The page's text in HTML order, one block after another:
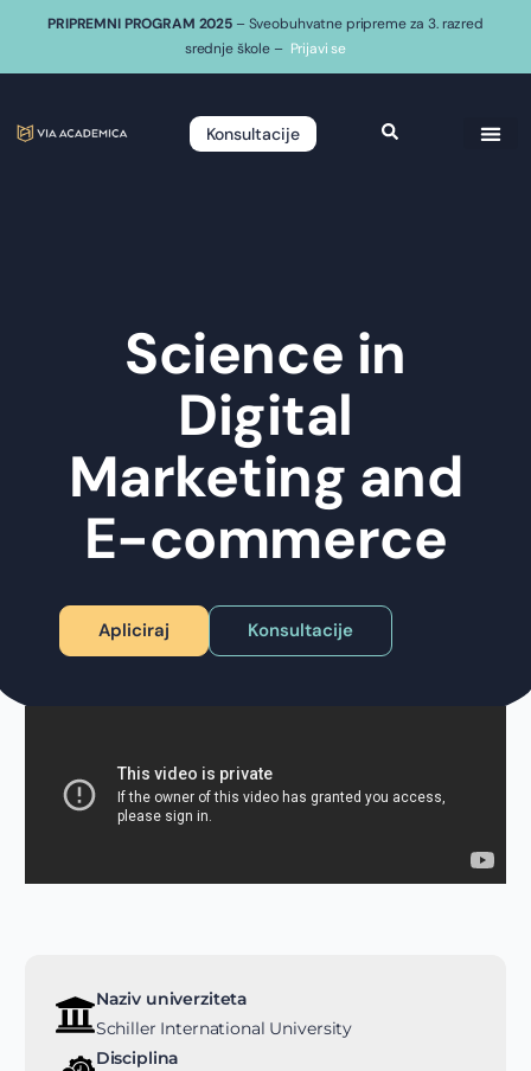
PRIPREMNI PROGRAM 2025 – Sveobuhvatne pripreme za 3. razred
srednje škole – Prijavi se
Konsultacije
Science in
Digital
Marketing and
E-commerce
Apliciraj Konsultacije
Naziv univerziteta
Schiller International University
Disciplina